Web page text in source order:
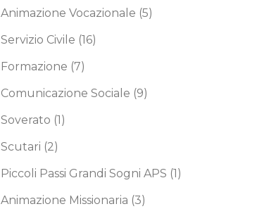
Animazione Vocazionale (5)
Servizio Civile (16)
Formazione (7)
Comunicazione Sociale (9)
Soverato (1)
Scutari (2)
Piccoli Passi Grandi Sogni APS (1)
Animazione Missionaria (3)